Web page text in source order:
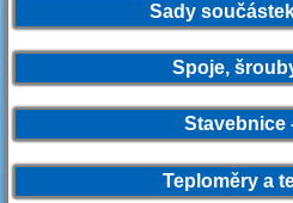
Sady
Spoje,
Stavebnice
Teploměry a